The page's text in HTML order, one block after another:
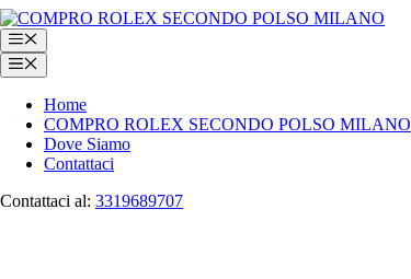
Vai
al
contenuto
Menu
Menu
Home
COMPRO ROLEX SECONDO POLSO MILANO
Dove Siamo
Contattaci
Contattaci al: 3319689707